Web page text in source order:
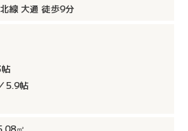
線 大通 徒歩9分
5.9帖